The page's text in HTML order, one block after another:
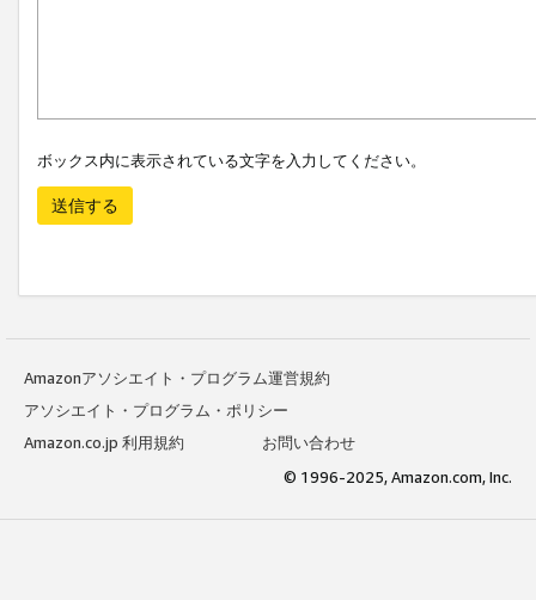
ボックス内に表示されている文字を入力してください。
送信する
Amazonアソシエイト・プログラム運営規約
アソシエイト・プログラム・ポリシー
Amazon.co.jp 利用規約
お問い合わせ
© 1996-2025, Amazon.com, Inc.